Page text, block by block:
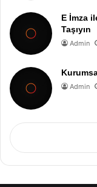
E İmza
Taşıyın
Admin
Admin